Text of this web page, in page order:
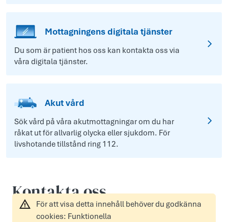
Mottagningens digitala tjänster
Du som är patient hos oss kan kontakta oss via
våra digitala tjänster.
Akut vård
Sök vård på våra akutmottagningar om du har
råkat ut för allvarlig olycka eller sjukdom. För
livshotande tillstånd ring 112.
Kontakta oss
För att visa detta innehåll behöver du godkänna
cookies: Funktionella